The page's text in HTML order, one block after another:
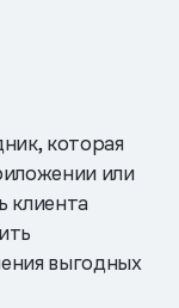
которая
или
клиента
выгодных